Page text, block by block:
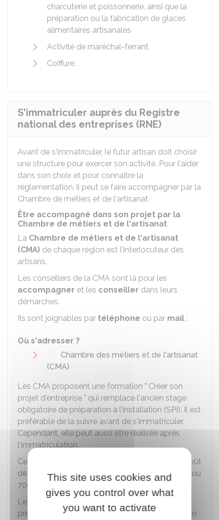
charcuterie et poissonnerie, ainsi que la
préparation ou la fabrication de glaces
alimentaires artisanales
Activité de maréchal-ferrant
Coiffure.
S'immatriculer auprès du Registre
national des entreprises (RNE)
Avant de s'immatriculer, le futur artisan doit choisir
une structure pour exercer son activité. Pour l'aider
dans son choix et pour connaître la
règlementation, il peut se faire accompagner par la
Chambre de métiers et de l'artisanat.
Être accompagné dans son projet par la
Chambre de métiers et de l'artisanat
La Chambre de métiers et de l'artisanat
(CMA) de chaque région est l'interlocuteur des
artisans.
Les conseillers de la CMA sont là pour les
accompagner et les conseiller dans leurs
démarches.
Ils sont joignables par téléphone ou par mail :
Où s'adresser ?
Chambre des métiers et de l'artisanat
(CMA)
Les CMA proposent une formation " Créer son
projet d'entreprise " qui remplace l'ancien stage
obligatoire de préparation à l'installation (SPI). Il est
préférable de la suivre avant de s'immatriculer.
Cependant, elle peut aussi être réalisée après
l'immatriculation.
Cette formation est facultative et payante. Le coût
de cette formation s'élève à 875 €en présentiel ou
700 €
Le stage dure
: 35 heures en
présentiel
ou12 heures en digital. Cette formation
This site uses cookies and
gives you control over what
you want to activate